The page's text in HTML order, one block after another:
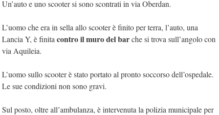
Un’auto e uno scooter si sono scontrati in via Oberdan.
L’uomo che era in sella allo scooter è finito per terra, l’auto, una
Lancia Y, è finita contro il muro del barche si trova sull’angolo con
via Aquileia.
L’uomo sullo scooter è stato portato al pronto soccorso dell’ospedale.
Le sue condizioni non sono gravi.
Sul posto, oltre all’ambulanza, è intervenuta la polizia municipale per